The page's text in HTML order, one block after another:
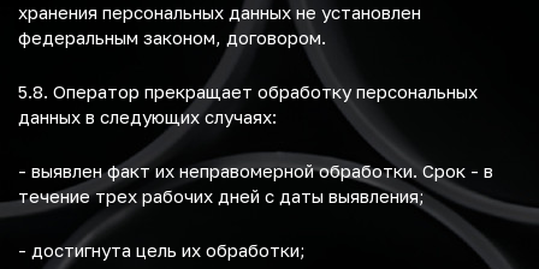
хранения персональных данных не установлен
федеральным законом, договором.
5.8. Оператор прекращает обработку персональных
данных в следующих случаях:
- выявлен факт их неправомерной обработки. Срок - в
течение трех рабочих дней с даты выявления;
- достигнута цель их обработки;